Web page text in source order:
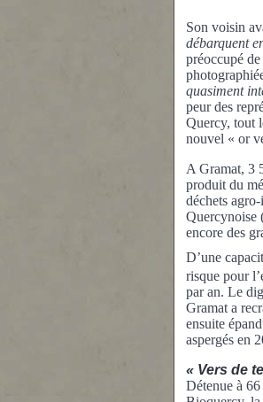
Son voisin
débarquent
préoccupé
quasiment
peur des
Quercy, tout
nouvel « or
A Gramat, 3
produit du
déchets
Quercynoise
encore des
D’une
risque pour
par an. Le
Gramat a
ensuite
aspergés en
« Vers de
Détenue à